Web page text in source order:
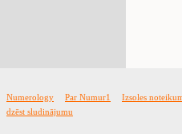
Numerology Par Numur1 Izsoles
dzēst sludinājumu